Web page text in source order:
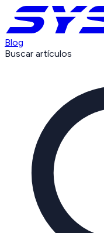
Blog
Buscar artículos